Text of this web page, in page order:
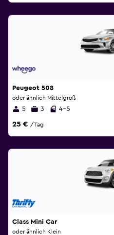
Peugeot 508
oder ähnlich Mittelgroß
5 3 4-5
25 € /Tag
Class Mini Car
oder ähnlich Klein